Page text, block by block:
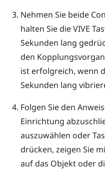
Nehmen Sie beide
halten Sie dieVIVE
Sekunden lang
den
ist erfolgreich, wenn
Sekunden lang
Folgen Sie den
Einrichtung
auszuwählen oder
drücken, zeigen Sie
auf das Objekt oder